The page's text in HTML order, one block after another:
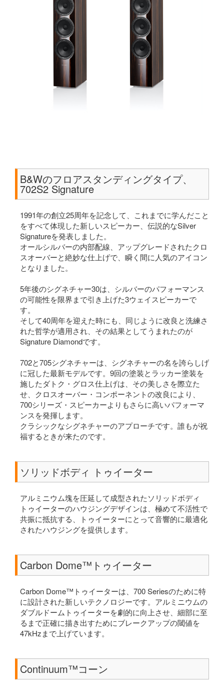
B&Wのフロアスタンディングタイプ、
702S2 Signature
1991年の創立25周年を記念して、これまでに学んだこと
をすべて体現した新しいスピーカー、伝説的なSilver
Signatureを発表しました。
オールシルバーの内部配線、アップグレードされたクロ
スオーバーと絶妙な仕上げで、瞬く間に人気のアイコン
となりました。
5年後のシグネチャー30は、シルバーのパフォーマンス
の可能性を限界まで引き上げた3ウェイスピーカーで
す。
そして40周年を迎えた時にも、同じように改良と洗練さ
れた哲学が適用され、その結果としてうまれたのが
Signature Diamondです。
702と705シグネチャーは、シグネチャーの名を誇らしげ
に冠した最新モデルです。9回の塗装とラッカー塗装を
施したダトク・グロス仕上げは、その美しさを際立た
せ、クロスオーバー・コンポーネントの改良により、
700シリーズ・スピーカーよりもさらに高いパフォーマ
ンスを発揮します。
クラシックなシグネチャーのアプローチです。誰もが祝
福するときが来たのです。
ソリッドボディ トゥイーター
アルミニウム塊を圧延して成型されたソリッドボディ
トゥイーターのハウジングデザインは、極めて不活性で
共振に抵抗する、トゥイーターにとって音響的に最適化
されたハウジングを提供します。
Carbon Dome™トゥイーター
Carbon Dome™トゥイーターは、700 Seriesのために特
に設計された新しいテクノロジーです。アルミニウムの
ダブルドームトゥイーターを劇的に向上させ、細部に至
るまで正確に描き出すためにブレークアップの閾値を
47kHzまで上げています。
Continuum™コーン